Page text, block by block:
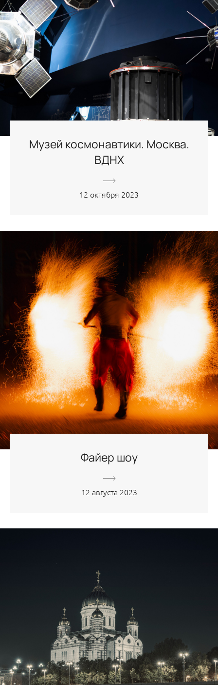
Музей космонавтики. Москва.
ВДНХ
12 октября 2023
Файер шоу
12 августа 2023